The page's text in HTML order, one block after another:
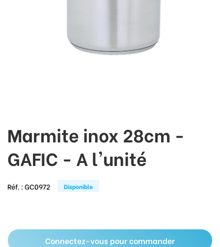
Marmite inox 28cm -
GAFIC - A l'unité
Réf. :GC0972 Disponible
Connectez-vous pour commander